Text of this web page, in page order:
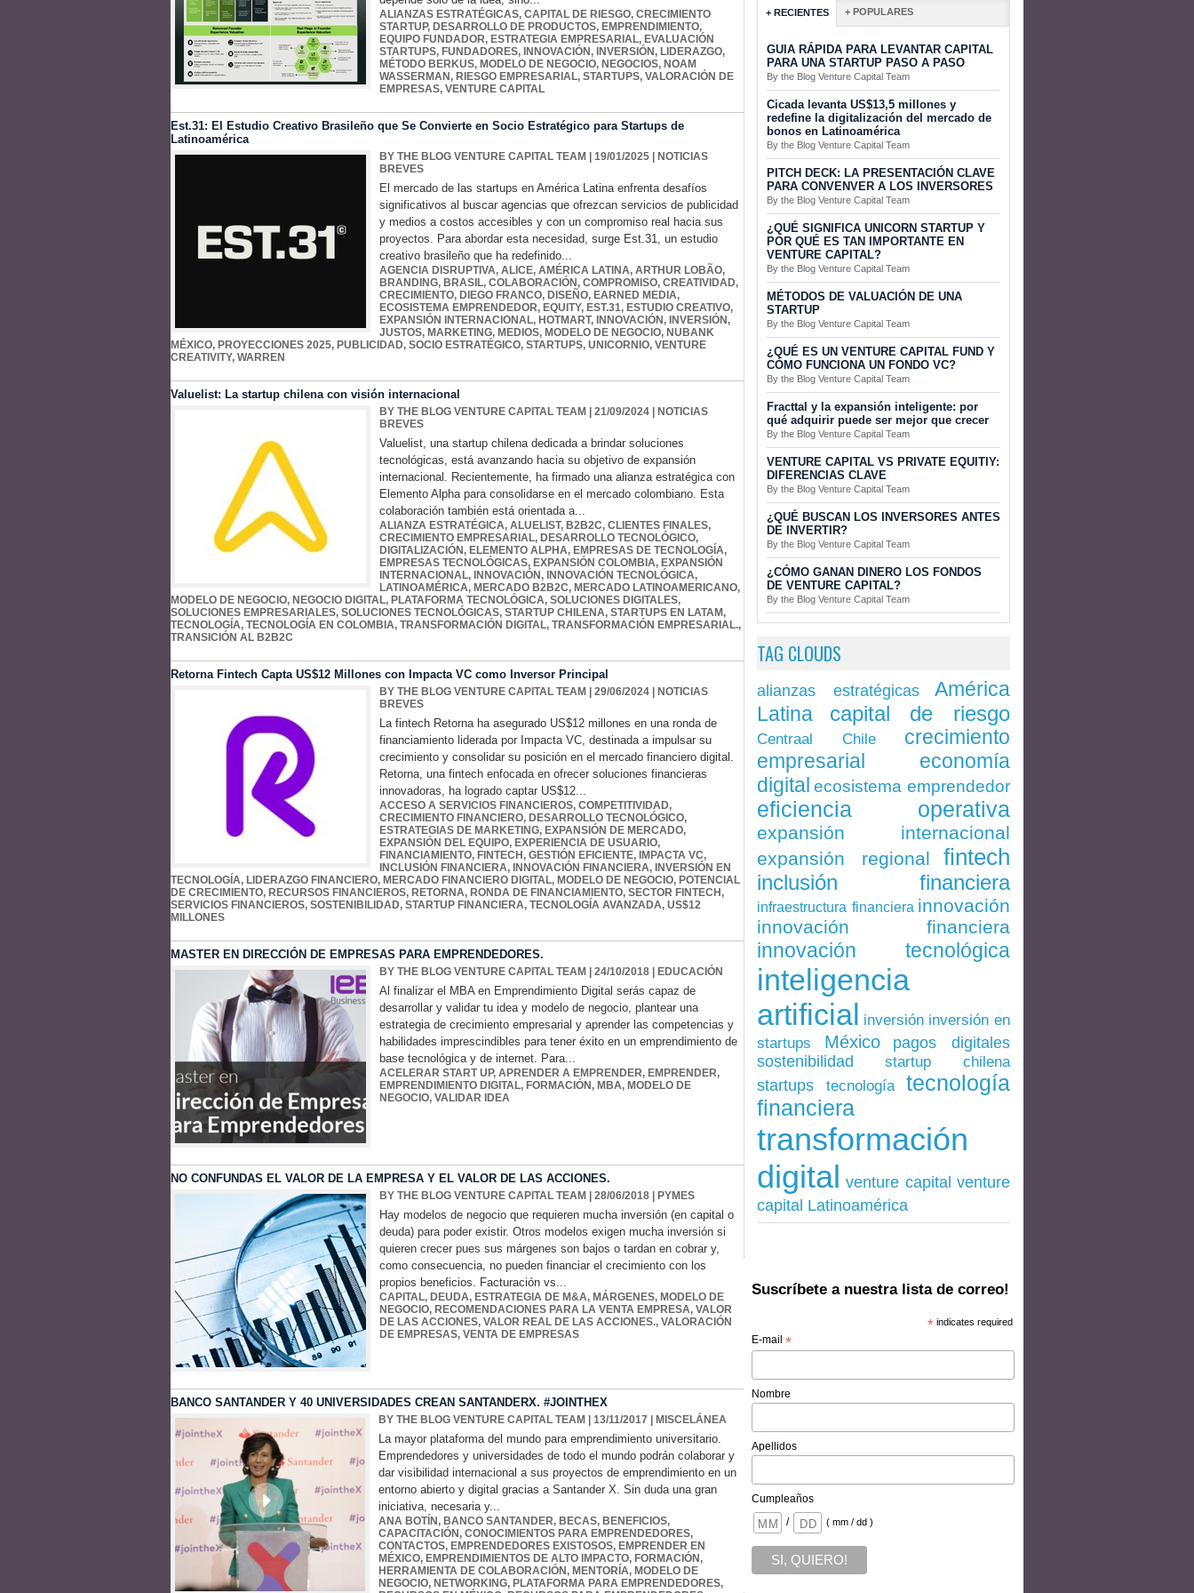
ALIANZAS ESTRATÉGICAS, CAPITAL DE RIESGO, CRECIMIENTO
STARTUP, DESARROLLO DE PRODUCTOS, EMPRENDIMIENTO,
EQUIPO FUNDADOR, ESTRATEGIA EMPRESARIAL, EVALUACIÓN
STARTUPS, FUNDADORES, INNOVACIÓN, INVERSIÓN, LIDERAZGO,
MÉTODO BERKUS, MODELO DE NEGOCIO, NEGOCIOS, NOAM
WASSERMAN, RIESGO EMPRESARIAL, STARTUPS, VALORACIÓN DE
EMPRESAS, VENTURE CAPITAL
Est.31: El Estudio Creativo Brasileño que Se Convierte en Socio Estratégico para Startups de
Latinoamérica
BY THE BLOG VENTURE CAPITAL TEAM | 19/01/2025
NOTICIAS
BREVES
El mercado de las startups en América Latina enfrenta desafíos
significativos al buscar agencias que ofrezcan servicios de publicidad
y medios a costos accesibles y con un compromiso real hacia sus
proyectos. Para abordar esta necesidad, surge Est.31, un estudio
creativo brasileño que ha redefinido...
AGENCIA DISRUPTIVA, ALICE, AMÉRICA LATINA, ARTHUR LOBÃO,
BRANDING, BRASIL, COLABORACIÓN, COMPROMISO, CREATIVIDAD,
CRECIMIENTO, DIEGO FRANCO, DISEÑO, EARNED MEDIA,
ECOSISTEMA EMPRENDEDOR, EQUITY, EST.31, ESTUDIO CREATIVO,
EXPANSIÓN INTERNACIONAL, HOTMART, INNOVACIÓN, INVERSIÓN,
JUSTOS, MARKETING, MEDIOS, MODELO DE NEGOCIO, NUBANK
MÉXICO, PROYECCIONES 2025, PUBLICIDAD, SOCIO ESTRATÉGICO, STARTUPS, UNICORNIO, VENTURE
CREATIVITY, WARREN
Valuelist: La startup chilena con visión internacional
BY THE BLOG VENTURE CAPITAL TEAM | 21/09/2024
NOTICIAS
BREVES
Valuelist, una startup chilena dedicada a brindar soluciones
tecnológicas, está avanzando hacia su objetivo de expansión
internacional. Recientemente, ha firmado una alianza estratégica con
Elemento Alpha para consolidarse en el mercado colombiano. Esta
colaboración también está orientada a...
ALIANZA ESTRATÉGICA, ALUELIST, B2B2C, CLIENTES FINALES,
CRECIMIENTO EMPRESARIAL, DESARROLLO TECNOLÓGICO,
DIGITALIZACIÓN, ELEMENTO ALPHA, EMPRESAS DE TECNOLOGÍA,
EMPRESAS TECNOLÓGICAS, EXPANSIÓN COLOMBIA, EXPANSIÓN
INTERNACIONAL, INNOVACIÓN, INNOVACIÓN TECNOLÓGICA,
LATINOAMÉRICA, MERCADO B2B2C, MERCADO LATINOAMERICANO,
MODELO DE NEGOCIO, NEGOCIO DIGITAL, PLATAFORMA TECNOLÓGICA, SOLUCIONES DIGITALES,
SOLUCIONES EMPRESARIALES, SOLUCIONES TECNOLÓGICAS, STARTUP CHILENA, STARTUPS EN LATAM,
TECNOLOGÍA, TECNOLOGÍA EN COLOMBIA, TRANSFORMACIÓN DIGITAL, TRANSFORMACIÓN EMPRESARIAL.,
TRANSICIÓN AL B2B2C
Retorna Fintech Capta US$12 Millones con Impacta VC como Inversor Principal
BY THE BLOG VENTURE CAPITAL TEAM | 29/06/2024
NOTICIAS
BREVES
La fintech Retorna ha asegurado US$12 millones en una ronda de
financiamiento liderada por Impacta VC, destinada a impulsar su
crecimiento y consolidar su posición en el mercado financiero digital.
Retorna, una fintech enfocada en ofrecer soluciones financieras
innovadoras, ha logrado captar US$12...
ACCESO A SERVICIOS FINANCIEROS, COMPETITIVIDAD,
CRECIMIENTO FINANCIERO, DESARROLLO TECNOLÓGICO,
ESTRATEGIAS DE MARKETING, EXPANSIÓN DE MERCADO,
EXPANSIÓN DEL EQUIPO, EXPERIENCIA DE USUARIO,
FINANCIAMIENTO, FINTECH , GESTIÓN EFICIENTE, IMPACTA VC,
INCLUSIÓN FINANCIERA, INNOVACIÓN FINANCIERA, INVERSIÓN EN
TECNOLOGÍA, LIDERAZGO FINANCIERO, MERCADO FINANCIERO DIGITAL, MODELO DE NEGOCIO, POTENCIAL
DE CRECIMIENTO, RECURSOS FINANCIEROS, RETORNA, RONDA DE FINANCIAMIENTO, SECTOR FINTECH ,
SERVICIOS FINANCIEROS, SOSTENIBILIDAD, STARTUP FINANCIERA, TECNOLOGÍA AVANZADA, US$12
MILLONES
MASTER EN DIRECCIÓN DE EMPRESAS PARA EMPRENDEDORES.
BY THE BLOG VENTURE CAPITAL TEAM | 24/10/2018 EDUCACIÓN
Al finalizar el MBA en Emprendimiento Digital serás capaz de
desarrollar y validar tu idea y modelo de negocio, plantear una
estrategia de crecimiento empresarial y aprender las competencias y
habilidades imprescindibles para tener éxito en un emprendimiento de
base tecnológica y de internet. Para...
ACELERAR START UP, APRENDER A EMPRENDER, EMPRENDER,
EMPRENDIMIENTO DIGITAL, FORMACIÓN, MBA, MODELO DE
NEGOCIO, VALIDAR IDEA
NO CONFUNDAS EL VALOR DE LA EMPRESA Y EL VALOR DE LAS ACCIONES.
BY THE BLOG VENTURE CAPITAL TEAM | 28/06/2018 PYMES
Hay modelos de negocio que requieren mucha inversión (en capital o
deuda) para poder existir. Otros modelos exigen mucha inversión si
quieren crecer pues sus márgenes son bajos o tardan en cobrar y,
como consecuencia, no pueden financiar el crecimiento con los
propios beneficios. Facturación vs...
CAPITAL, DEUDA, ESTRATEGIA DE M&A, MÁRGENES, MODELO DE
NEGOCIO, RECOMENDACIONES PARA LA VENTA EMPRESA, VALOR
DE LAS ACCIONES, VALOR REAL DE LAS ACCIONES., VALORACIÓN
DE EMPRESAS, VENTA DE EMPRESAS
BANCO SANTANDER Y 40 UNIVERSIDADES CREAN SANTANDERX. #JOINTHEX
BY THE BLOG VENTURE CAPITAL TEAM | 13/11/2017 MISCELÁNEA
La mayor plataforma del mundo para emprendimiento universitario.
Emprendedores y universidades de todo el mundo podrán colaborar y
dar visibilidad internacional a sus proyectos de emprendimiento en un
entorno abierto y digital gracias a Santander X. Sin duda una gran
iniciativa, necesaria y...
ANA BOTÍN, BANCO SANTANDER, BECAS, BENEFICIOS,
CAPACITACIÓN, CONOCIMIENTOS PARA EMPRENDEDORES,
CONTACTOS, EMPRENDEDORES EXISTOSOS, EMPRENDER EN
MÉXICO, EMPRENDIMIENTOS DE ALTO IMPACTO, FORMACIÓN,
HERRAMIENTA DE COLABORACIÓN, MENTORÍA, MODELO DE
NEGOCIO, NETWORKING, PLATAFORMA PARA EMPRENDEDORES,
+ RECIENTES + POPULARES
GUIA RÁPIDA PARA LEVANTAR CAPITAL
PARA UNA STARTUP PASO A PASO
By the Blog Venture Capital Team
Cicada levanta US$13,5 millones y
redefine la digitalización del mercado de
bonos en Latinoamérica
By the Blog Venture Capital Team
PITCH DECK: LA PRESENTACIÓN CLAVE
PARA CONVENVER A LOS INVERSORES
By the Blog Venture Capital Team
¿QUÉ SIGNIFICA UNICORN STARTUP Y
POR QUÉ ES TAN IMPORTANTE EN
VENTURE CAPITAL?
By the Blog Venture Capital Team
MÉTODOS DE VALUACIÓN DE UNA
STARTUP
By the Blog Venture Capital Team
¿QUÉ ES UN VENTURE CAPITAL FUND Y
CÓMO FUNCIONA UN FONDO VC?
By the Blog Venture Capital Team
Fracttal y la expansión inteligente: por
qué adquirir puede ser mejor que crecer
By the Blog Venture Capital Team
VENTURE CAPITAL VS PRIVATE EQUITIY:
DIFERENCIAS CLAVE
By the Blog Venture Capital Team
¿QUÉ BUSCAN LOS INVERSORES ANTES
DE INVERTIR?
By the Blog Venture Capital Team
¿CÓMO GANAN DINERO LOS FONDOS
DE VENTURE CAPITAL?
By the Blog Venture Capital Team
TAG CLOUDS
alianzas estratégicas
América
Latina
capital de riesgo
Centraal Chile
crecimiento
empresarial
economía
digital ecosistema emprendedor
eficiencia operativa
expansión internacional
expansión regional
fintech
inclusión financiera
infraestructura financiera innovación
innovación financiera
innovación tecnológica
inteligencia
artificial inversión inversión en
startups
México pagos digitales
sostenibilidad startup chilena
startups tecnología
tecnología
financiera
transformación
digital venture capital venture
capital Latinoamérica
Suscríbete a nuestra lista de correo!
*indicates required
E-mail*
Nombre
Apellidos
Cumpleaños
/
( mm / dd )